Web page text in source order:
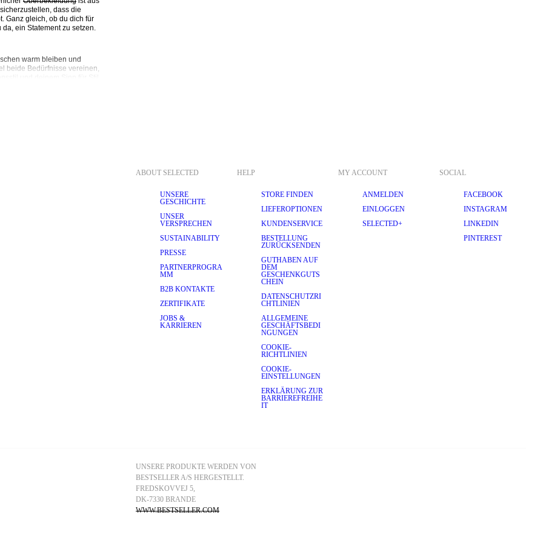
dass die
Ganz gleich, ob du dich für
ein Statement zu setzen.
warm bleiben und
beide Bedürfnisse vereinen,
hat einen sportlich
für diejenigen, die
Dinge.
ABOUT SELECTED
UNSERE
GESCHICHTE
UNSER
VERSPRECHEN
SUSTAINABILITY
PRESSE
PARTNERPROGRA
MM
B2B KONTAKTE
ZERTIFIKATE
JOBS &
KARRIEREN
HELP
STORE FINDEN
LIEFEROPTIONEN
KUNDENSERVICE
BESTELLUNG
ZURÜCKSENDEN
GUTHABEN AUF
DEM
GESCHENKGUTS
CHEIN
DATENSCHUTZRI
CHTLINIEN
ALLGEMEINE
GESCHÄFTSBEDI
NGUNGEN
COOKIE-
RICHTLINIEN
COOKIE-
EINSTELLUNGEN
ERKLÄRUNG ZUR
BARRIEREFREIHE
IT
MY ACCOUNT
ANMELDEN
EINLOGGEN
SELECTED+
SOCIAL
FACEBOOK
INSTAGRAM
LINKEDIN
PINTEREST
UNSERE PRODUKTE WERDEN VON
BESTSELLER A/S HERGESTELLT.
FREDSKOVVEJ 5,
DK-7330 BRANDE
WWW.BESTSELLER.COM